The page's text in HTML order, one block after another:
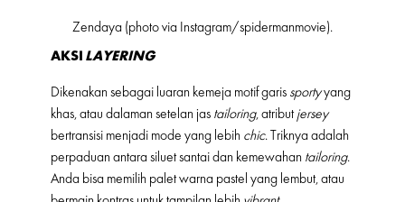
Zendaya (photo via Instagram/spidermanmovie).
AKSI LAYERING
Dikenakan sebagai luaran kemeja motif garis sportyyang
khas, atau dalaman setelan jas tailoring, atributjersey
bertransisi menjadi mode yang lebih chic. Triknya adalah
perpaduan antara siluet santai dan kemewahan tailoring.
Anda bisa memilih palet warna pastel yang lembut, atau